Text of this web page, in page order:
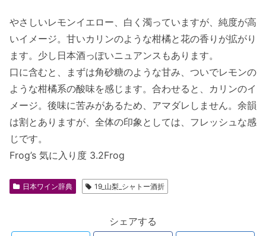
やさしいレモンイエロー、白く濁っていますが、純度が高
いイメージ。甘いカリンのような柑橘と花の香りが拡がり
ます。少し日本酒っぽいニュアンスもあります。
口に含むと、まずは角砂糖のような甘み、ついでレモンの
ような柑橘系の酸味を感じます。合わせると、カリンのイ
メージ。後味に苦みがあるため、アマダレしません。余韻
は割とありますが、全体の印象としては、フレッシュな感
じです。
Frog’s 気に入り度 3.2Frog
日本ワイン辞典 19_山梨_シャトー酒折
シェアする